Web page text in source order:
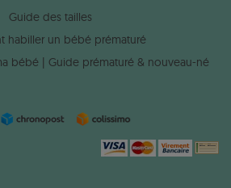
Guide des tailles
habiller un bébé prématuré
bébé | Guide prématuré & nouveau-né